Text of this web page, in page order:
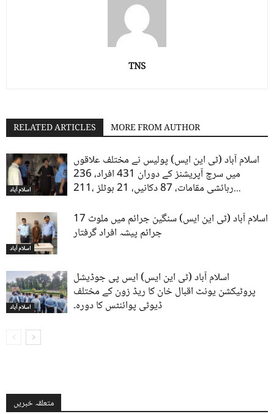
TNS
RELATED ARTICLES MORE FROM AUTHOR
اسلام آباد
اسلام آباد (ٹی این ایس) پولیس نے مختلف علاقوں
میں سرچ آپریشنز کے دوران 431 افراد، 236
رہائشی مقامات، 87 دکانیں، 21 ہوٹلز ،211...
اسلام آباد
اسلام آباد (ٹی این ایس) سنگین جرائم میں ملوث 17
جرائم پیشہ افراد گرفتار
اسلام آباد
اسلام آباد (ٹی این ایس) ایس پی جوڈیشل
پروٹیکشن یونٹ اقبال خان کا ریڈ زون کے مختلف
ڈیوٹی پوائنٹس کا دورہ۔
متعلقہ خبریں